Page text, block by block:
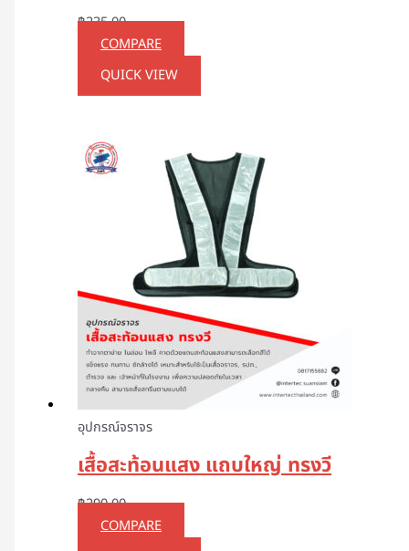
฿235.00
COMPARE
QUICK VIEW
อุปกรณ์จราจร
เสื้อสะท้อนแสง แถบใหญ่ ทรงวี
฿290.00
COMPARE